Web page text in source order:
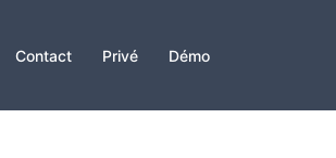
Contact Privé Démo